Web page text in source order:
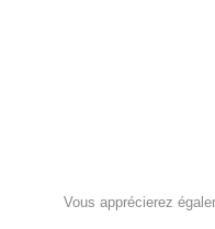
Vous apprécierez